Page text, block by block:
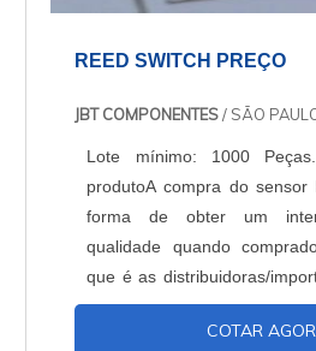
REED SWITCH PREÇO
JBT COMPONENTES/ SÃO
Lote mínimo: 1000
produtoA compra do sensor
forma de obter um
qualidade quando
que é as distribuidoras/
Reed Switch preço pode
quantidade, assim como o
COTAR